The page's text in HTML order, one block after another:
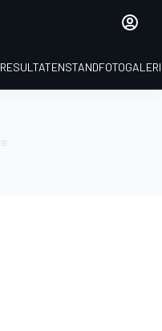
RESULTATENSTAND